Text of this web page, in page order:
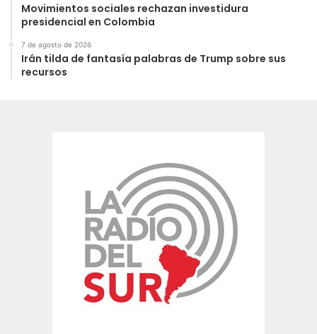
Movimientos sociales rechazan investidura
presidencial en Colombia
7 de agosto de 2026
Irán tilda de fantasía palabras de Trump sobre sus
recursos